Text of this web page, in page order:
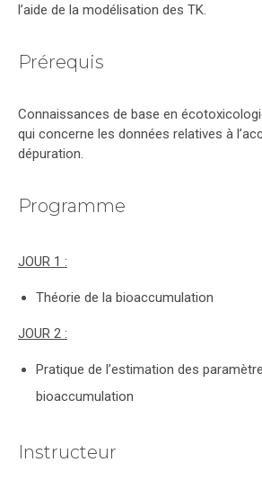
l’aide de la modélisation des TK.
Prérequis
Connaissances de base en
qui concerne les données relatives à
dépuration.
Programme
JOUR 1 :
Théorie de la bioaccumulation
JOUR 2 :
Pratique de l’estimation des
bioaccumulation
Instructeur